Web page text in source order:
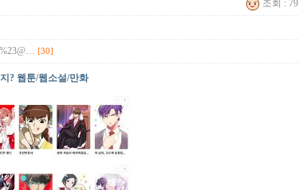
조회 :
[30]
? 웹툰/웹소설/만화